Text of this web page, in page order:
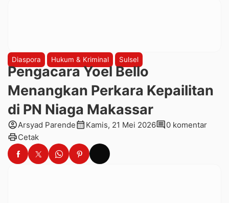
Diaspora Hukum & Kriminal Sulsel
Pengacara Yoel Bello
Menangkan Perkara Kepailitan
di PN Niaga Makassar
account_circleArsyad Parendecalendar_month Kamis, 21 Mei 2026comment0 komentar
printCetak